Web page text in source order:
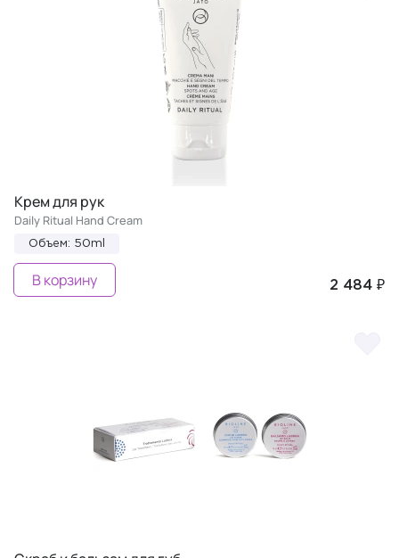
Крем для рук
Daily Ritual Hand Cream
Объем: 50ml
2 484 ₽
В корзину